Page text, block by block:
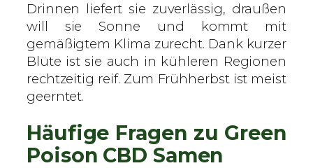
Drinnen liefert sie zuverlässig, draußen
will sie Sonne und kommt mit
gemäßigtem Klima zurecht. Dank kurzer
Blüte ist sie auch in kühleren Regionen
rechtzeitig reif. Zum Frühherbst ist meist
geerntet.
Häufige Fragen zu Green
Poison CBD Samen